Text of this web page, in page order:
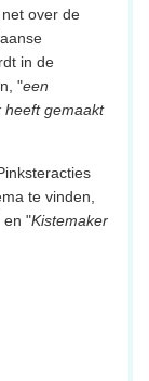
over de
in de
"een
heeft gemaakt
te vinden,
en "Kistemaker